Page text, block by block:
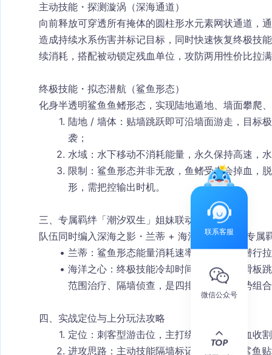
主动技能・探测漩涡（深海通道）
向前释放可穿透所有掩体的圆柱形水元素网状通道，
造成持续水系伤害并标记目标，同时快速恢复终极技
续消耗，搭配被动锁定残血单位，攻防两用性价比拉
终极技能・拟态潜航（鲨鱼形态）
化身半透明鲨鱼鱼鳍形态，实现陆地遁地、墙面攀爬
陆地 / 墙体：贴墙跳跃即可沿墙面游走，目标
袭；
水域：水下移动不消耗能量，永久保持高速，
限制：鲨鱼形态并非无敌，鱼鳍受击会掉血，
形，需把控输出时机。
三、专属羁绊「潮汐双生」姐妹联动
队伍同时编入深海之影・兰蒂 + 海洋之心，解锁专属
兰蒂：鲨鱼形态能量消耗速率降低，延长潜行
海洋之心：终极技能冷却时间大幅缩减，滑板
范围治疗、隔墙侦查，是四排超体上分强势组
四、实战定位与上分玩法攻略
定位 ：刺客型游击位，主打绕后偷袭、残血收
进攻思路 ：主动技能隔墙标记敌人→开大鲨鱼
联系客服
微信公众号